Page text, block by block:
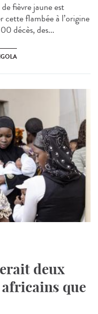
fièvre jaune est
cette flambée à l’origine
décès, des...
deux
que